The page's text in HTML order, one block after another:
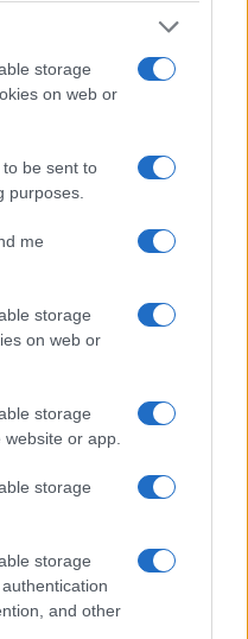
storage
on web or
be sent to
purposes.
me
storage
on web or
storage
or app.
storage
storage
and other
SPONSORED CONTENT
– Αλβέρκα: Το
στο 1.80!